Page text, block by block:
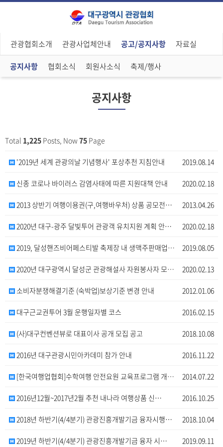
관광협회소개 관광사업체안내 공고/공지사항 자료실
공지사항 협회소식 회원사소식 축제/행사
공지사항
Total 1,225 Posts, Now75 Page
2019.08.14
'2019년 세계 관광의날 기념행사' 포상추천 지침안내
2020.02.18
신종 코로나 바이러스 감염사태에 따른 지원대책 안내
2013.04.26
2013 상반기 여행이용권(구,여행바우처) 상품 공모전…
2020.02.18
2020년 대구-광주 달빛투어 관광객 유치지원 계획 안…
2019.08.05
2019, 달성핸즈비어페스티발 축제장 내 생맥주판매업체…
2020.02.13
2020년 대구광역시 달성군 관광해설사 자원봉사자 모집…
2012.01.06
소비자분쟁해결기준 (숙박업)보상기준 변경 안내
2016.02.15
대구근교권투어 3월 운행일자별 코스
2018.10.08
(사)대구컨벤션뷰로 대표이사 공개 모집 공고
2016.11.22
2016년 대구관광시민아카데미 참가 안내
2014.07.22
[한국여행업협회]수학여행 안전요원 교육프로그램 개설 안…
2016.10.25
2016년12월~2017년2월 추천 내나라 여행상품 신…
2018.10.04
2018년 하반기(4/4분기) 관광진흥개발기금 융자시행…
2019.09.11
2019년 하반기(4/4분기) 관광진흥개발기금 융자 시…